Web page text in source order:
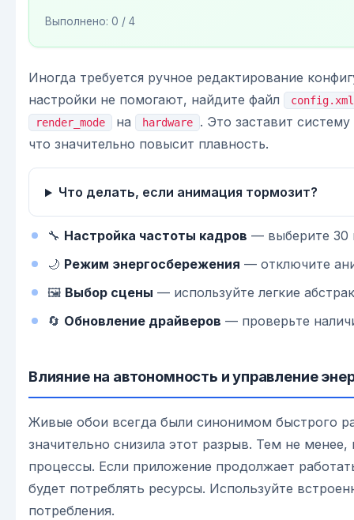
Выполнено: 0 / 4
Иногда требуется ручное редактирование
настройки не помогают, найдите файл
config.xml
render_mode
на hardware
. Это заставит
что значительно повысит плавность.
Что делать, если анимация тормозит?
🔧 Настройка частоты кадров — выберите 30
🌙 Режим энергосбережения — отключите
🖼️ Выбор сцены — используйте легкие
🔄 Обновление драйверов — проверьте
Влияние на автономность и управление
Живые обои всегда были синонимом быстрого
значительно снизила этот разрыв. Тем не
процессы. Если приложение продолжает
будет потреблять ресурсы. Используйте
потребления.